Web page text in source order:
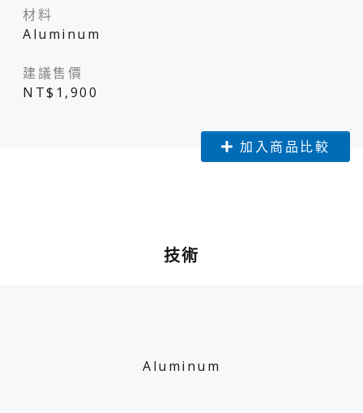
材料
Aluminum
建議售價
NT$1,900
加入商品比較
技術
Aluminum